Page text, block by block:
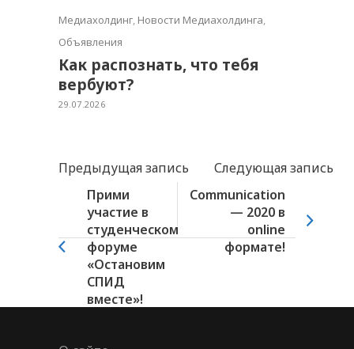
Медиахолдинг, Новости Медиахолдинга,
Объявления
Как распознать, что тебя
вербуют?
29.07.2026
Предыдущая запись
Следующая запись
Прими
участие в
студенческом
форуме
«Остановим
СПИД
вместе»!
Communication
— 2020 в
online
формате!